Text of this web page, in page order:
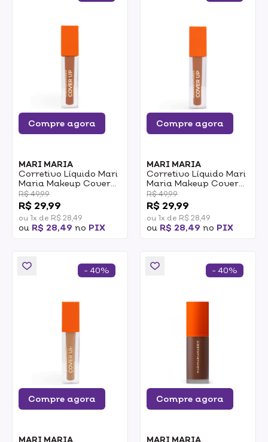
Compre agora
MARI MARIA
Corretivo Líquido Mari
Maria Makeup Cover
Up MMC11 5,2ml
R$ 49,99
R$ 29,99
ou 1x de R$ 28,49
ou R$ 28,49 no PIX
Compre agora
MARI MARIA
Corretivo Líquido Mari
Maria Makeup Cover
Up MMC10 5,2ml
R$ 49,99
R$ 29,99
ou 1x de R$ 28,49
ou R$ 28,49 no PIX
Compre agora
MARI MARIA
- 40%
Compre agora
MARI MARIA
- 40%